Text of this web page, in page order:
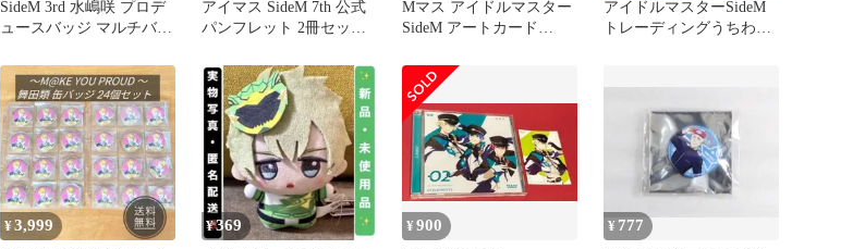
SideM 3rd 水嶋咲 プロデ
ュースバッジ マルチバン
アイマス SideM 7th 公式
パンフレット 2冊セット
Mマス アイドルマスター
SideM アートカード
アイドルマスターSideM
トレーディングうちわ型
¥3,999 ¥369 ¥900 ¥ 777